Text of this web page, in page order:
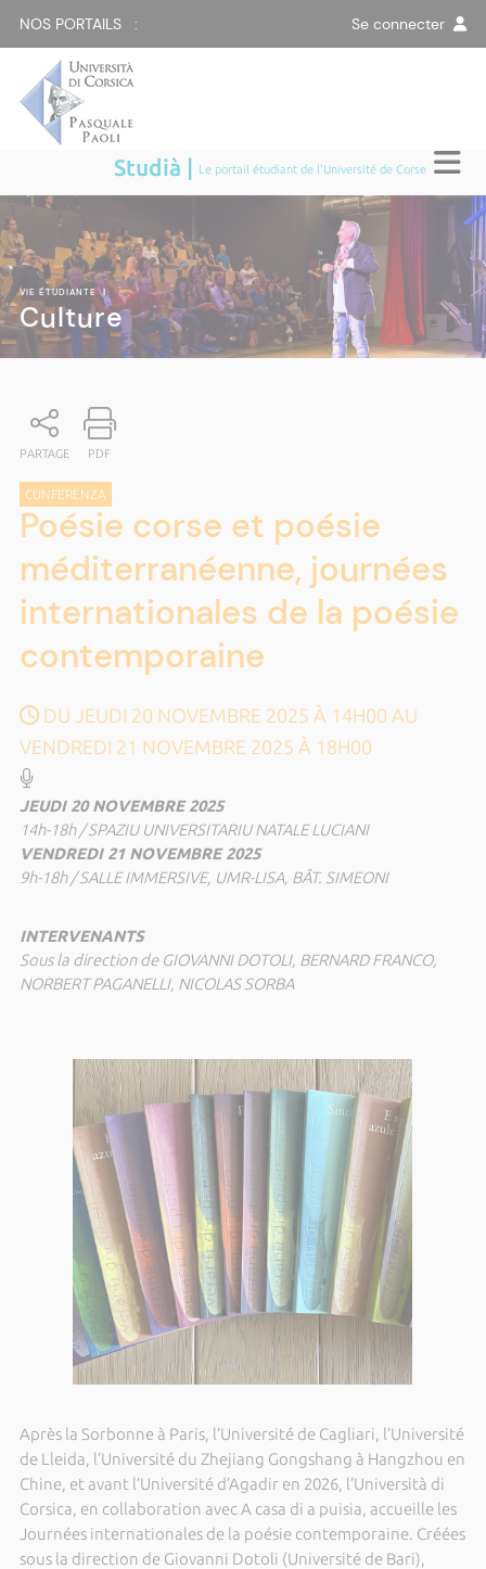
NOS PORTAILS : Se connecter
Studià | Le portail étudiant de l'Université de Corse
VIE ÉTUDIANTE|
Culture
PARTAGE PDF
CUNFERENZA
Poésie corse et poésie
méditerranéenne, journées
internationales de la poésie
contemporaine
DU JEUDI 20 NOVEMBRE 2025 À 14H00 AU
VENDREDI 21 NOVEMBRE 2025 À 18H00
JEUDI 20 NOVEMBRE 2025
14h-18h / SPAZIU UNIVERSITARIU NATALE LUCIANI
VENDREDI 21 NOVEMBRE 2025
9h-18h / SALLE IMMERSIVE, UMR-LISA, BÂT. SIMEONI
INTERVENANTS
Sous la direction de GIOVANNI DOTOLI, BERNARD FRANCO,
NORBERT PAGANELLI, NICOLAS SORBA
Après la Sorbonne à Paris, l’Université de Cagliari, l’Université
de Lleida, l’Université du Zhejiang Gongshang à Hangzhou en
Chine, et avant l’Université d’Agadir en 2026, l’Università di
Corsica, en collaboration avec A casa di a puisia, accueille les
Journées internationales de la poésie contemporaine. Créées
sous la direction de Giovanni Dotoli (Université de Bari),